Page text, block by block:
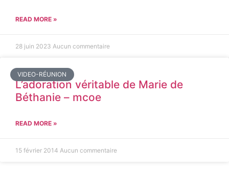
READ MORE »
28 juin 2023 Aucun commentaire
VIDEO-RÉUNION
L’adoration véritable de Marie de
Béthanie – mcoe
READ MORE »
15 février 2014 Aucun commentaire